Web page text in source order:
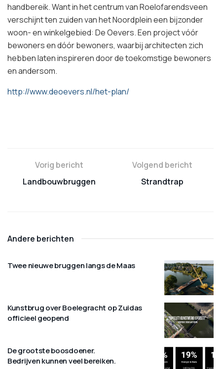
handbereik. Want in het centrum van Roelofarendsveen
verschijnt ten zuiden van het Noordplein een bijzonder
woon- en winkelgebied: De Oevers. Een project vóór
bewoners en dóór bewoners, waarbij architecten zich
hebben laten inspireren door de toekomstige bewoners
en andersom.
http://www.deoevers.nl/het-plan/
Vorig bericht
Landbouwbruggen
Volgend bericht
Strandtrap
Andere berichten
Twee nieuwe bruggen langs de Maas
Kunstbrug over Boelegracht op Zuidas
officieel geopend
De grootste boosdoener.
Bedrijven kunnen veel bereiken.